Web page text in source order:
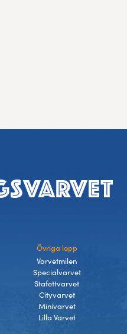
Övriga lopp
Varvetmilen
Specialvarvet
Stafettvarvet
Cityvarvet
Minivarvet
Lilla Varvet